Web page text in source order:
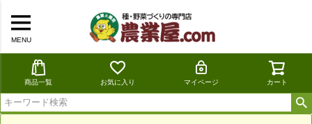
MENU
商品一覧 お気に入り マイページ カート